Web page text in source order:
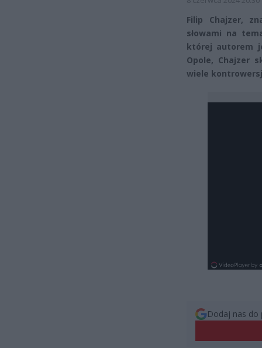
Filip Chajzer,
słowami na
której autorem
Opole, Chajzer
wiele
Dodaj nas do